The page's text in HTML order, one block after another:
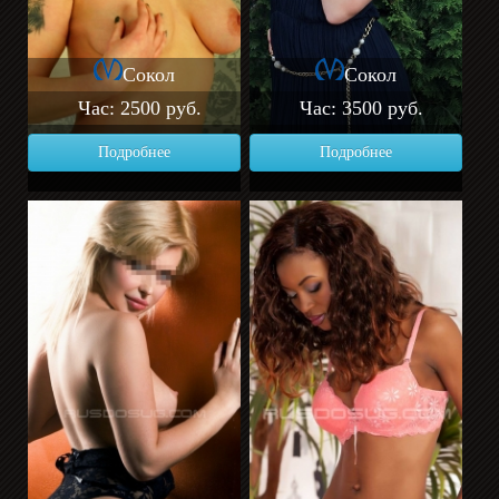
Сокол
Час: 2500 руб.
Подробнее
Сокол
Час: 3500 руб.
Подробнее